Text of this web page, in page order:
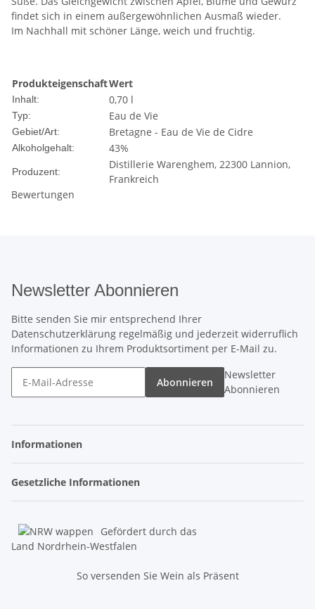
findet sich in einem außergewöhnlichen Ausmaß wieder.
Im Nachhall mit schöner Länge, weich und fruchtig.
ProdukteigenschaftWert
Inhalt: 0,70 l
Typ: Eau de Vie
Gebiet/Art: Bretagne - Eau de Vie de Cidre
Alkoholgehalt: 43%
Produzent:
Distillerie Warenghem, 22300 Lannion,
Frankreich
Bewertungen
Newsletter Abonnieren
Bitte senden Sie mir entsprechend Ihrer
Datenschutzerklärung regelmäßig und jederzeit widerruflich
Informationen zu Ihrem Produktsortiment per E-Mail zu.
Abonnieren
Newsletter
Abonnieren
Informationen
Gesetzliche Informationen
Gefördert durch das
Land Nordrhein-Westfalen
So versenden Sie Wein als Präsent